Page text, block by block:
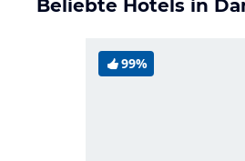
Beliebte Hotels in
99%